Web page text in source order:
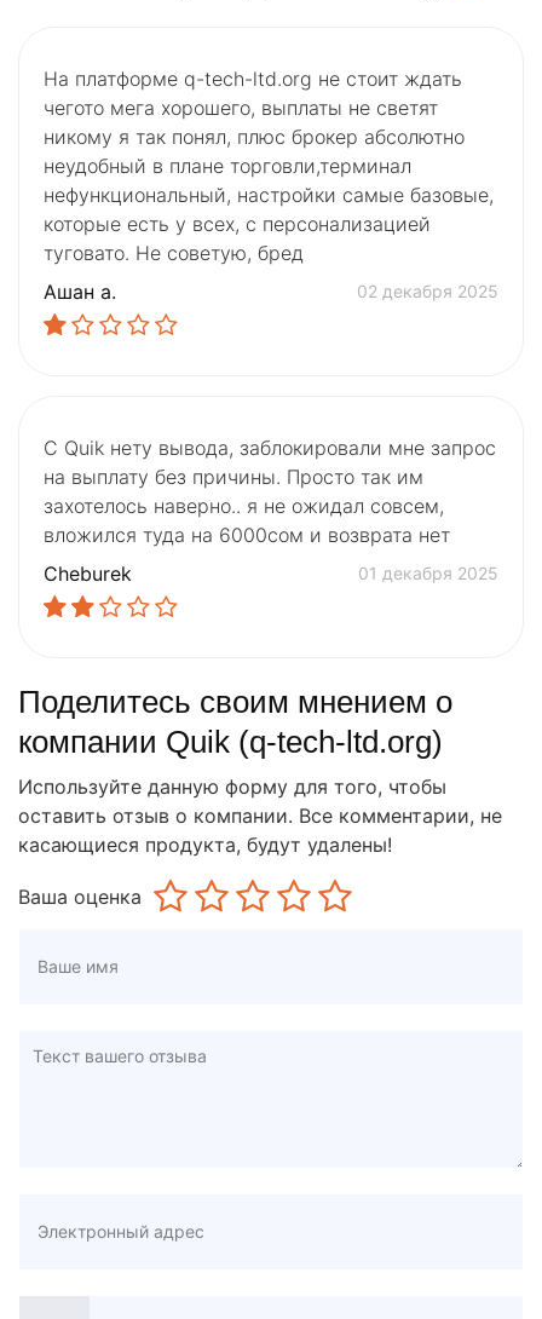
На платформе q-tech-ltd.org не стоит ждать
чегото мега хорошего, выплаты не светят
никому я так понял, плюс брокер абсолютно
неудобный в плане торговли,терминал
нефункциональный, настройки самые базовые,
которые есть у всех, с персонализацией
туговато. Не советую, бред
Ашан а.
02 декабря 2025
С Quik нету вывода, заблокировали мне запрос
на выплату без причины. Просто так им
захотелось наверно.. я не ожидал совсем,
вложился туда на 6000сом и возврата нет
Cheburek
01 декабря 2025
Поделитесь своим мнением о
компании Quik (q-tech-ltd.org)
Используйте данную форму для того, чтобы
оставить отзыв о компании. Все комментарии, не
касающиеся продукта, будут удалены!
Ваша оценка